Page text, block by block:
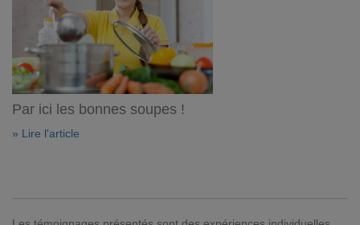
Par ici les bonnes soupes !
» Lire l'article